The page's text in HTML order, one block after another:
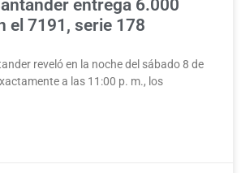
entrega 6.000
el 7191, serie 178
reveló en la noche del sábado 8 de
a las 11:00 p. m., los